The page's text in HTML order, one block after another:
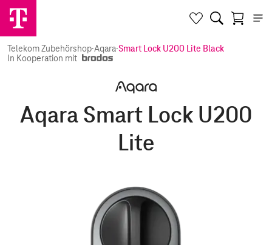
Telekom Zubehörshop·Aqara·Smart Lock U200 Lite Black
In Kooperation mit
Aqara Smart Lock U200
Lite